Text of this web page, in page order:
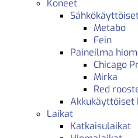
Koneet
Metabo
Fein
Paineilma
Chicago
Mirka
Red
Akkukäyttöiset
Laikat
Katkaisulaikat